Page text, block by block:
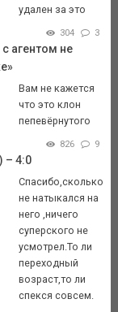
удален за это
304 3
агентом не
Вам не кажется
что это клон
пепевёрнутого
826 9
– 4:0
Спасибо,сколько
не натыкался на
него ,ничего
суперского не
усмотрел.То ли
переходный
возраст,то ли
спекся совсем.